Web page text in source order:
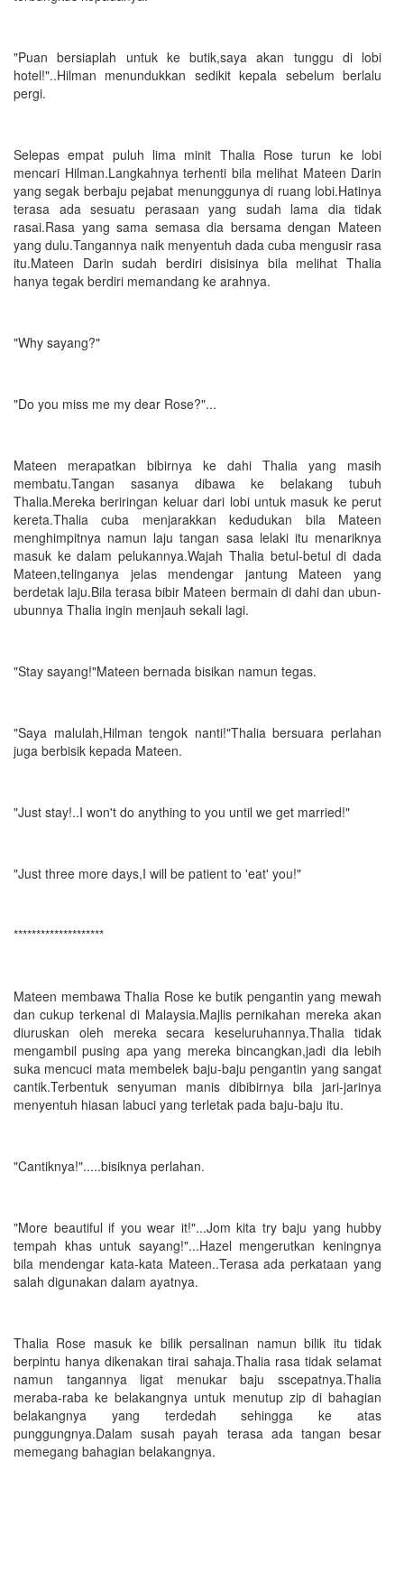
"Puan bersiaplah untuk ke butik,saya akan tunggu di lobi
hotel!"..Hilman menundukkan sedikit kepala sebelum berlalu
pergi.
Selepas empat puluh lima minit Thalia Rose turun ke lobi
mencari Hilman.Langkahnya terhenti bila melihat Mateen Darin
yang segak berbaju pejabat menunggunya di ruang lobi.Hatinya
terasa ada sesuatu perasaan yang sudah lama dia tidak
rasai.Rasa yang sama semasa dia bersama dengan Mateen
yang dulu.Tangannya naik menyentuh dada cuba mengusir rasa
itu.Mateen Darin sudah berdiri disisinya bila melihat Thalia
hanya tegak berdiri memandang ke arahnya.
"Why sayang?"
"Do you miss me my dear Rose?"...
Mateen merapatkan bibirnya ke dahi Thalia yang masih
membatu.Tangan sasanya dibawa ke belakang tubuh
Thalia.Mereka beriringan keluar dari lobi untuk masuk ke perut
kereta.Thalia cuba menjarakkan kedudukan bila Mateen
menghimpitnya namun laju tangan sasa lelaki itu menariknya
masuk ke dalam pelukannya.Wajah Thalia betul-betul di dada
Mateen,telinganya jelas mendengar jantung Mateen yang
berdetak laju.Bila terasa bibir Mateen bermain di dahi dan ubun-
ubunnya Thalia ingin menjauh sekali lagi.
"Stay sayang!"Mateen bernada bisikan namun tegas.
"Saya malulah,Hilman tengok nanti!"Thalia bersuara perlahan
juga berbisik kepada Mateen.
"Just stay!..I won't do anything to you until we get married!"
"Just three more days,I will be patient to 'eat' you!"
********************
Mateen membawa Thalia Rose ke butik pengantin yang mewah
dan cukup terkenal di Malaysia.Majlis pernikahan mereka akan
diuruskan oleh mereka secara keseluruhannya.Thalia tidak
mengambil pusing apa yang mereka bincangkan,jadi dia lebih
suka mencuci mata membelek baju-baju pengantin yang sangat
cantik.Terbentuk senyuman manis dibibirnya bila jari-jarinya
menyentuh hiasan labuci yang terletak pada baju-baju itu.
"Cantiknya!".....bisiknya perlahan.
"More beautiful if you wear it!"...Jom kita try baju yang hubby
tempah khas untuk sayang!"...Hazel mengerutkan keningnya
bila mendengar kata-kata Mateen..Terasa ada perkataan yang
salah digunakan dalam ayatnya.
Thalia Rose masuk ke bilik persalinan namun bilik itu tidak
berpintu hanya dikenakan tirai sahaja.Thalia rasa tidak selamat
namun tangannya ligat menukar baju sscepatnya.Thalia
meraba-raba ke belakangnya untuk menutup zip di bahagian
belakangnya yang terdedah sehingga ke atas
punggungnya.Dalam susah payah terasa ada tangan besar
memegang bahagian belakangnya.